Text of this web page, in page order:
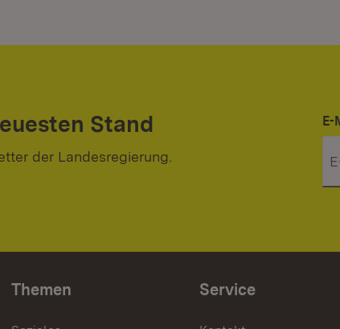
Stand
der Landesregierung.
E-
Themen Service